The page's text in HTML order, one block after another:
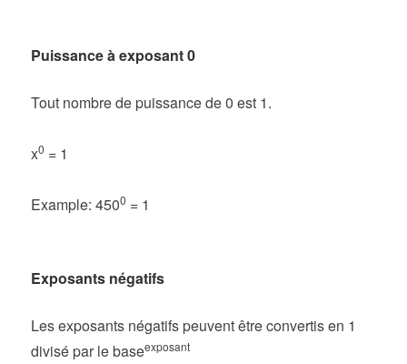
Puissance à exposant 0
Tout nombre de puissance de 0 est 1.
x0 = 1
Example: 4500 = 1
Exposants négatifs
Les exposants négatifs peuvent être convertis en 1
divisé par le baseexposant